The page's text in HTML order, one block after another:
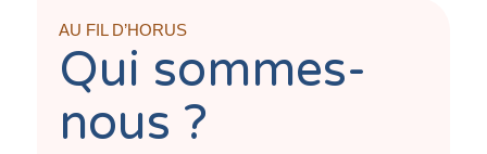
AU FIL D’HORUS
Qui sommes-
nous ?